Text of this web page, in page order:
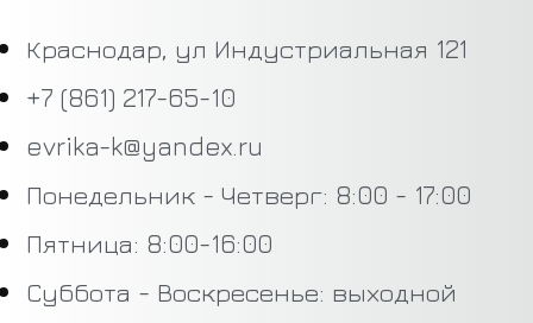
Краснодар, ул Индустриальная 121
+7 (861) 217-65-10
evrika-k@yandex.ru
Понедельник - Четверг: 8:00 - 17:00
Пятница: 8:00-16:00
Суббота - Воскресенье: выходной